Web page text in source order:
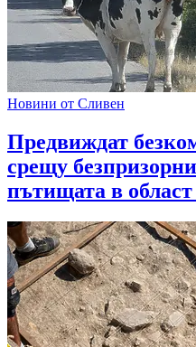
Новини от Сливен
Предвиждат
срещу
пътищата в